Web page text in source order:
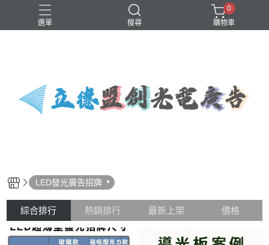
選單 搜尋
0
購物車
LED發光廣告招牌
綜合排行 熱銷排行 最新上架 價格